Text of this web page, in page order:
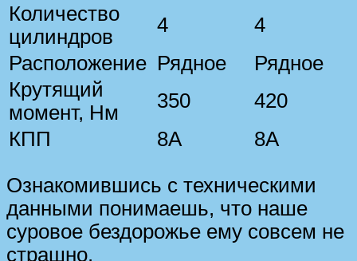
Количество
цилиндров
4
4
Расположение Рядное
Рядное
Крутящий
момент, Нм
350
420
КПП
8А 8А
Ознакомившись с техническими
данными понимаешь, что наше
суровое бездорожье ему совсем не
страшно.